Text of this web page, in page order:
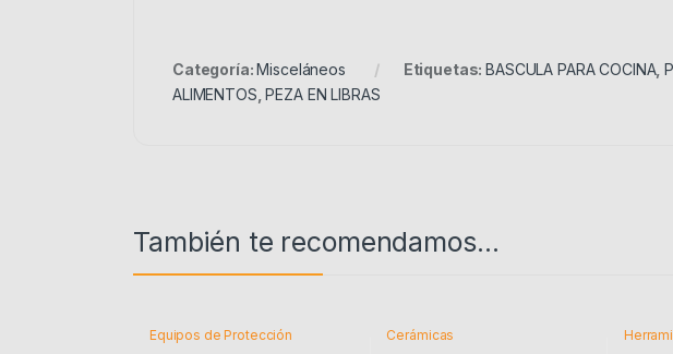
Categoría:Misceláneos Etiquetas:BASCULA PARA COCINA,
ALIMENTOS ,PEZA EN LIBRAS
También te recomendamos…
Equipos de Protección Cerámicas